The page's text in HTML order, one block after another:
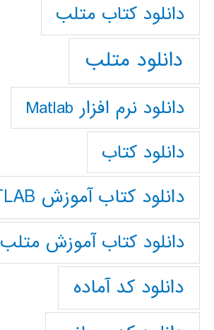
دانلود كتاب متلب
دانلود متلب
دانلود نرم افزار Matlab
دانلود کتاب
دانلود کتاب آموزش MATLAB
دانلود کتاب آموزش متلب
دانلود کد آماده